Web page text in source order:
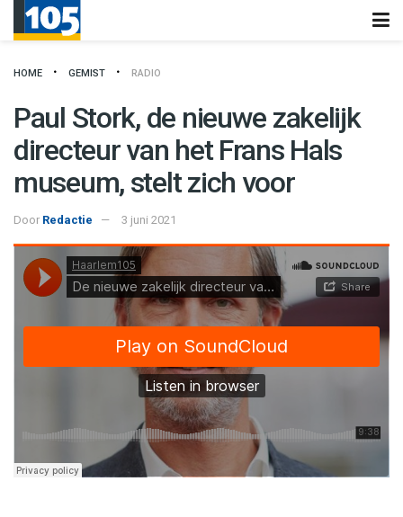
HOME GEMIST RADIO
Paul Stork, de nieuwe zakelijk
directeur van het Frans Hals
museum, stelt zich voor
Door Redactie 3 juni 2021
Haarlem105 ·De nieuwe zakelijk directeur van het Frans Hals museum Paul Stork vertelt over zijn eerste werkweek